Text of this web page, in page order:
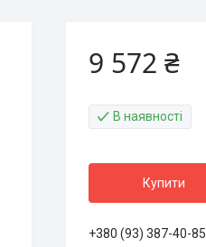
9 572 ₴
В наявності
Купити
+380 (93) 387-40-85